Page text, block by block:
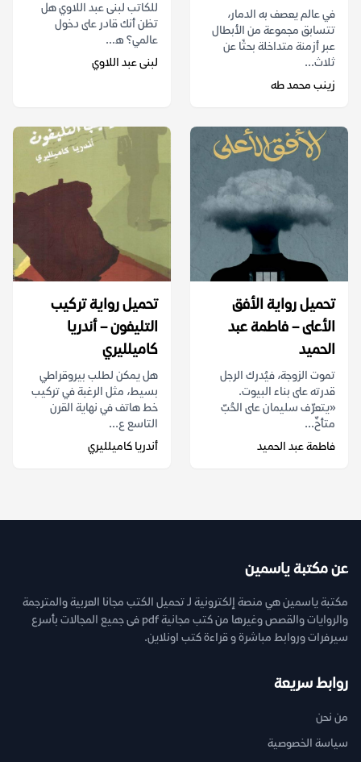
في عالم يعصف به الدمار،
تتسابق مجموعة من الأبطال
عبر أزمنة متداخلة بحثًا عن
ثلاث...
زينب محمد طه
للكاتب لبنى عبد اللاوي هل
تظن أنك قادر على دخول
عالمي؟ ه...
لبنى عبد اللاوي
تحميل رواية الأفق
الأعلى – فاطمة عبد
الحميد
تموت الزوجة، فيُدرك الرجل
قدرته على بناء البيوت.
«يتعرّف سليمان على الحُبّ
متأخّ...
فاطمة عبد الحميد
تحميل رواية تركيب
التليفون – أندريا
كاميلليري
هل يمكن لطلب بيروقراطي
بسيط، مثل الرغبة في تركيب
خط هاتف في نهاية القرن
التاسع ع...
أندريا كاميلليري
عن مكتبة ياسمين
مكتبة ياسمين هي منصة إلكترونية لـ تحميل الكتب مجانا العربية والمترجمة
والروايات والقصص وغيرها من كتب مجانية pdf فى جميع المجالات بأسرع
سيرفرات وروابط مباشرة و قراءة كتب اونلاين.
روابط سريعة
من نحن
سياسة الخصوصية